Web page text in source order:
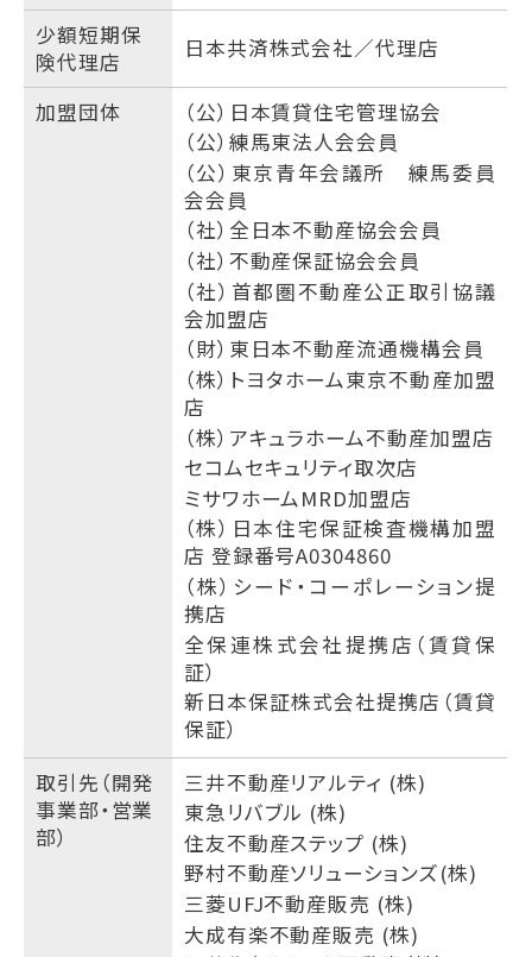
少額短期保
険代理店
日本共済株式会社／代理店
加盟団体
（公）日本賃貸住宅管理協会
（公）練馬東法人会会員
（公）東京青年会議所 練馬委員
会会員
（社）全日本不動産協会会員
（社）不動産保証協会会員
（社）首都圏不動産公正取引協議
会加盟店
（財）東日本不動産流通機構会員
（株）トヨタホーム東京不動産加盟
店
（株）アキュラホーム不動産加盟店
セコムセキュリティ取次店
ミサワホームMRD加盟店
（株）日本住宅保証検査機構加盟
店 登録番号A0304860
（株）シード・コーポレーション提
携店
全保連株式会社提携店（賃貸保
証）
新日本保証株式会社提携店（賃貸
保証）
取引先（開発
事業部・営業
部）
三井不動産リアルティ (株)
東急リバブル (株)
住友不動産ステップ (株)
野村不動産ソリューションズ(株)
三菱UFJ不動産販売 (株)
大成有楽不動産販売 (株)